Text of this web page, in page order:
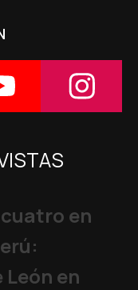
en
en